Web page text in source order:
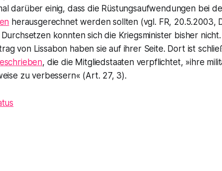
darüber einig, dass die Rüstungsaufwendungen bei
herausgerechnet werden sollten (vgl. FR, 20.5.2003,
konnten sich die Kriegsminister bisher
von Lissabon haben sie auf ihrer Seite. Dort ist
, die die Mitgliedstaaten verpflichtet, »ihre
zu verbessern« (Art. 27, 3).